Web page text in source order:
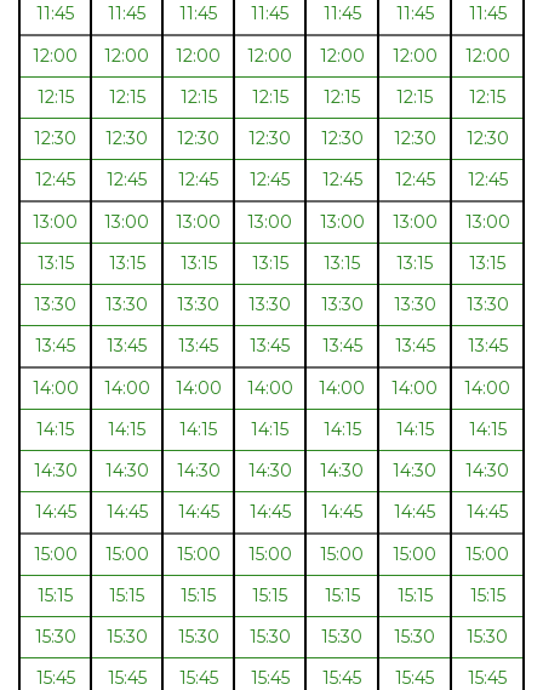
11:45
11:45 11:45 11:45 11:45 11:45
11:45
12:00
12:00 12:00 12:00 12:00 12:00
12:00
12:15
12:15 12:15 12:15 12:15 12:15
12:15
12:30
12:30 12:30 12:30 12:30 12:30
12:30
12:45
12:45 12:45 12:45 12:45 12:45
12:45
13:00
13:00 13:00 13:00 13:00 13:00
13:00
13:15
13:15 13:15 13:15 13:15 13:15
13:15
13:30
13:30 13:30 13:30 13:30 13:30
13:30
13:45
13:45 13:45 13:45 13:45 13:45
13:45
14:00
14:00 14:00 14:00 14:00 14:00
14:00
14:15
14:15 14:15 14:15 14:15 14:15
14:15
14:30
14:30 14:30 14:30 14:30 14:30
14:30
14:45
14:45 14:45 14:45 14:45 14:45
14:45
15:00
15:00 15:00 15:00 15:00 15:00
15:00
15:15
15:15 15:15 15:15 15:15 15:15
15:15
15:30
15:30 15:30 15:30 15:30 15:30
15:30
15:45
15:45 15:45 15:45 15:45 15:45
15:45